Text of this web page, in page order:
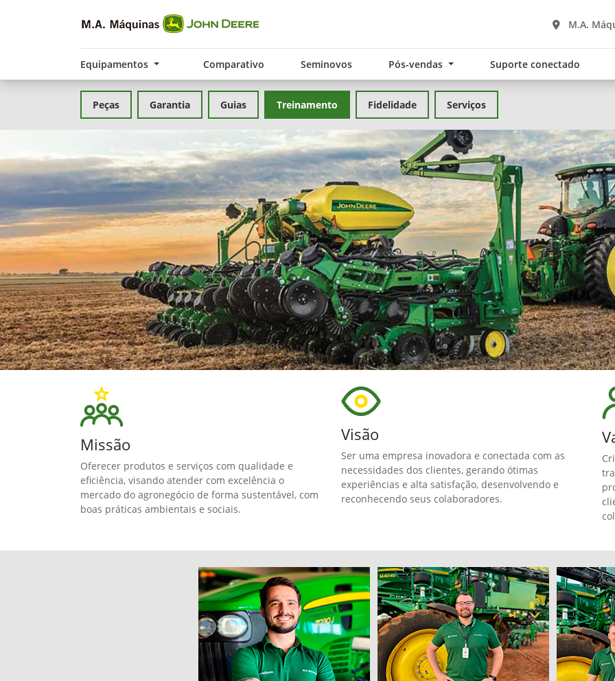
M.A.
Equipamentos Comparativo Seminovos Pós-vendas Suporte conectado
Peças Garantia Guias Treinamento Fidelidade Serviços
Missão
Oferecer produtos e serviços com qualidade e
eficiência, visando atender com excelência o
mercado do agronegócio de forma sustentável, com
boas práticas ambientais e sociais.
Visão
Ser uma empresa inovadora e conectada com as
necessidades dos clientes, gerando ótimas
experiências e alta satisfação, desenvolvendo e
reconhecendo seus colaboradores.
Polyana SIqueira
Entrega Técnica
JD Tech
Antônio Cássio
Colheitadeiras S400
Colheitadeiras S500
Colheitadeiras S700
*Service ADVISOR
Marcos
templates.template-01.components.carousel.texts.control_prev